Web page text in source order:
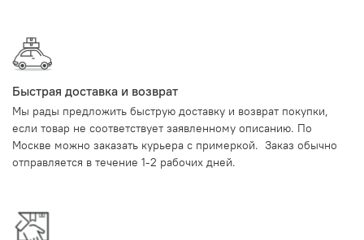
Быстрая доставка и возврат
Мы рады предложить быструю доставку и возврат покупки,
если товар не соответствует заявленному описанию. По
Москве можно заказать курьера с примеркой. Заказ обычно
отправляется в течение 1-2 рабочих дней.